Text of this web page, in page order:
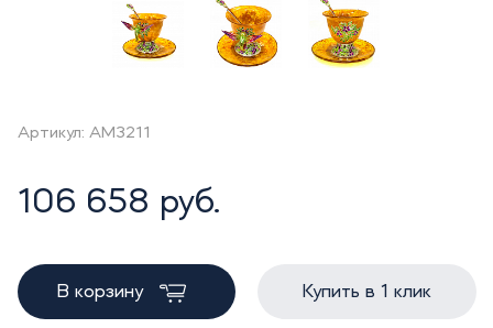
Артикул: AM3211
106 658 руб.
В корзину Купить в 1 клик